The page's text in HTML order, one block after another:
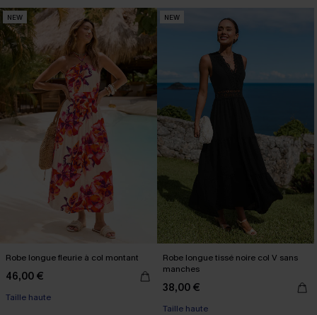
NEW
Robe longue fleurie à col montant
46,00 €
Taille haute
NEW
Robe longue tissé noire col V sans
manches
38,00 €
Taille haute